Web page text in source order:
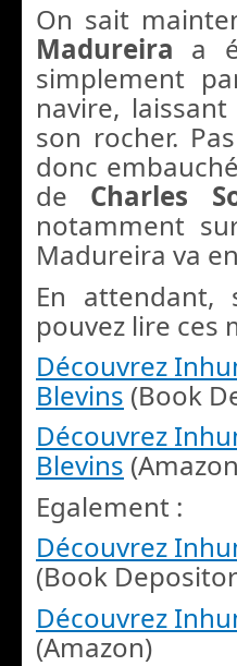
On sait
Madureira a
simplement
navire,
son rocher.
donc
de Charles
notamment
Madureira va
En attendant,
pouvez lire ces
Découvrez
Blevins (Book
Découvrez
Blevins
Egalement :
Découvrez
(Book
Découvrez
(Amazon)